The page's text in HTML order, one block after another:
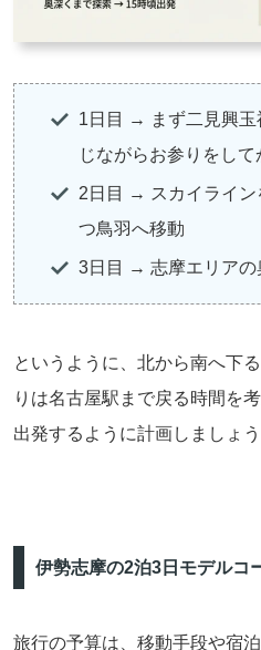
1日目 → まず二見興玉
じながらお参りをし
2日目 → スカイライン
つ鳥羽へ移動
3日目 → 志摩エリアの
というように、北から南へ下
りは名古屋駅まで戻る時間を
出発するように計画しましょう
伊勢志摩の2泊3日モデルコ
旅行の予算は、移動手段や宿